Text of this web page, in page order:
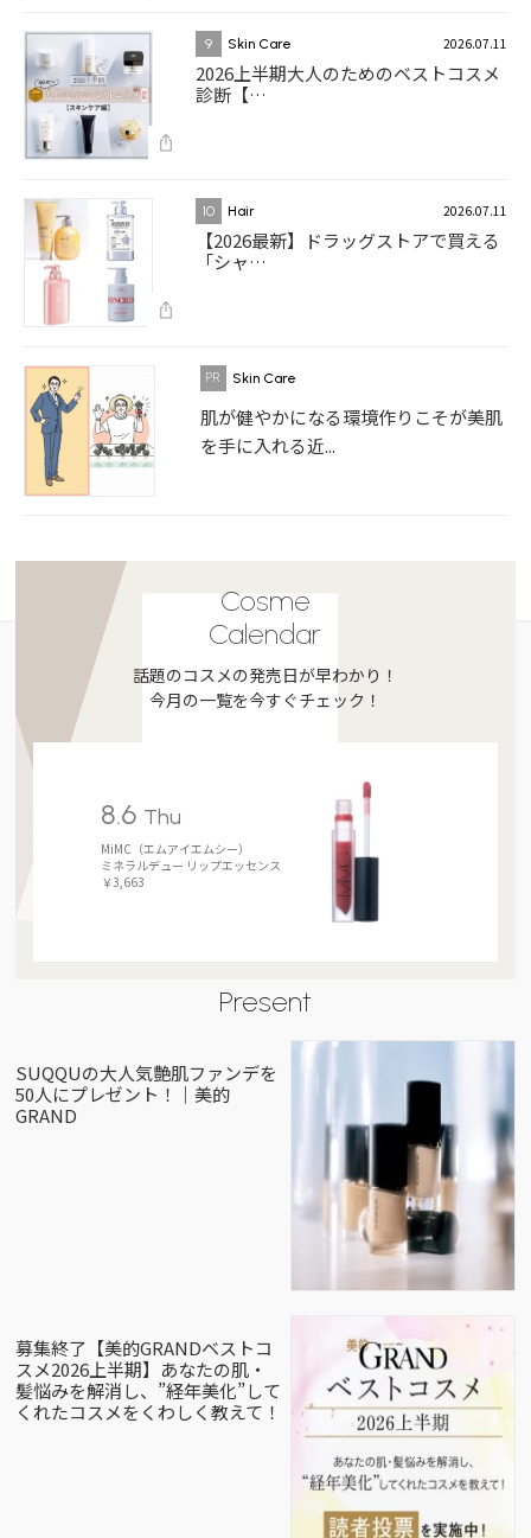
9 Skin Care 2026.07.11
2026上半期大人のためのベストコスメ
診断【…
10 Hair 2026.07.11
【2026最新】ドラッグストアで買える
「シャ…
Skin Care
肌が健やかになる環境作りこそが美肌
を手に入れる近...
Cosme
Calendar
話題のコスメの発売日が早わかり！
今月の一覧を今すぐチェック！
8.6 Thu
MiMC（エムアイエムシー）
ミネラルデュー リップエッセンス
￥3,663
Present
SUQQUの大人気艶肌ファンデを
50人にプレゼント！｜美的
GRAND
募集終了【美的GRANDベストコ
スメ2026上半期】あなたの肌・
髪悩みを解消し、”経年美化”して
くれたコスメをくわしく教えて！